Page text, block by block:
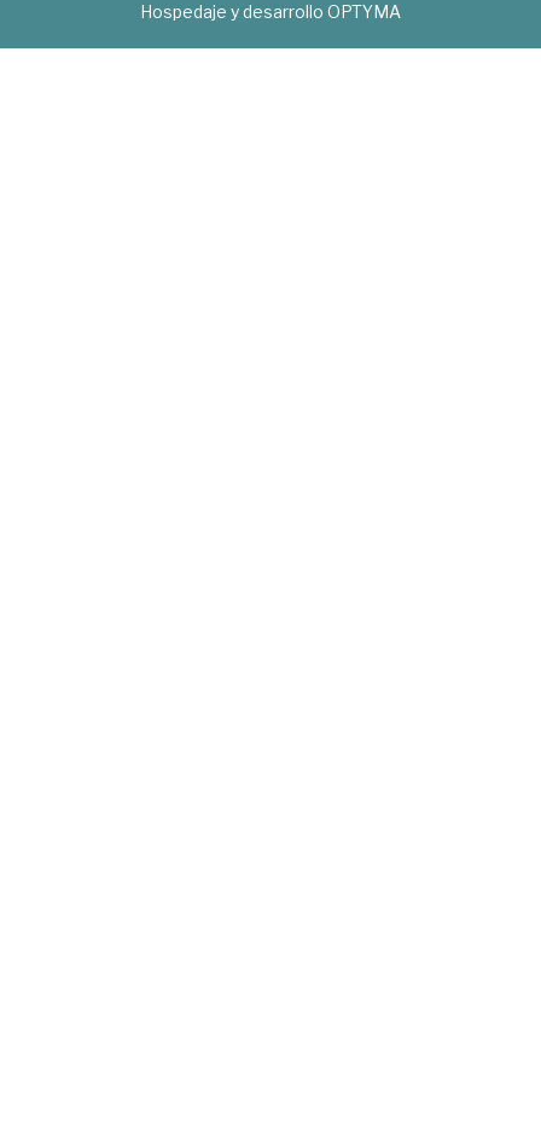
Hospedaje y desarrollo OPTYMA